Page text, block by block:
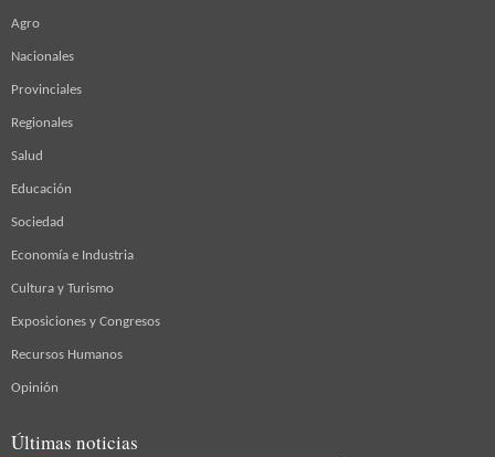
Agro
Nacionales
Provinciales
Regionales
Salud
Educación
Sociedad
Economía e Industria
Cultura y Turismo
Exposiciones y Congresos
Recursos Humanos
Opinión
Últimas noticias